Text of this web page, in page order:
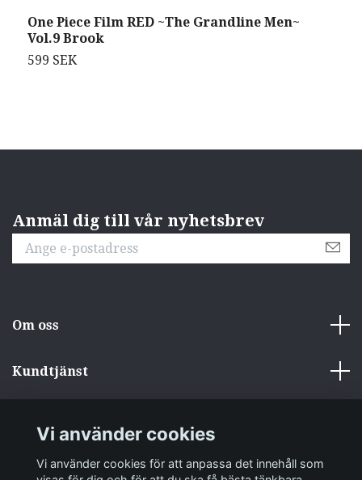
One Piece Film RED ~The Grandline Men~
Vol.9 Brook
599 SEK
Anmäl dig till vår nyhetsbrev
Om oss
Kundtjänst
Sociala medier
Vi använder cookies
Vi använder cookies för att anpassa det innehåll som